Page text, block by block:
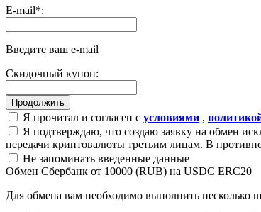
E-mail*:
Введите ваш e-mail
Скидочный купон:
Я прочитал и согласен с условиями ,
Я подтверждаю, что создаю заявку на обмен
передачи криптовалюты третьим лицам. В
Не запоминать введенные данные
Обмен Сбербанк от 10000 (RUB) на USDC ERC20
Для обмена вам необходимо выполнить несколько